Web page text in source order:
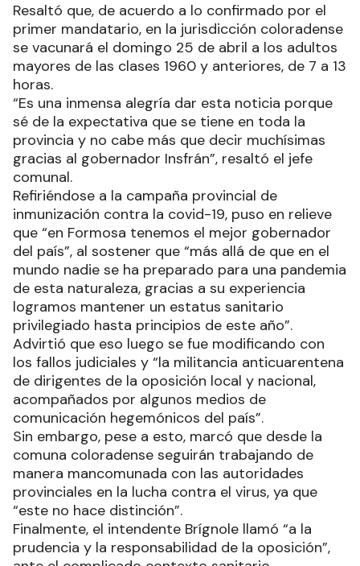
Resaltó que, de acuerdo a lo confirmado por el
primer mandatario, en la jurisdicción coloradense
se vacunará el domingo 25 de abril a los adultos
mayores de las clases 1960 y anteriores, de 7 a 13
horas.
“Es una inmensa alegría dar esta noticia porque
sé de la expectativa que se tiene en toda la
provincia y no cabe más que decir muchísimas
gracias al gobernador Insfrán”, resaltó el jefe
comunal.
Refiriéndose a la campaña provincial de
inmunización contra la covid-19, puso en relieve
que “en Formosa tenemos el mejor gobernador
del país”, al sostener que “más allá de que en el
mundo nadie se ha preparado para una pandemia
de esta naturaleza, gracias a su experiencia
logramos mantener un estatus sanitario
privilegiado hasta principios de este año”.
Advirtió que eso luego se fue modificando con
los fallos judiciales y “la militancia anticuarentena
de dirigentes de la oposición local y nacional,
acompañados por algunos medios de
comunicación hegemónicos del país”.
Sin embargo, pese a esto, marcó que desde la
comuna coloradense seguirán trabajando de
manera mancomunada con las autoridades
provinciales en la lucha contra el virus, ya que
“este no hace distinción”.
Finalmente, el intendente Brígnole llamó “a la
prudencia y la responsabilidad de la oposición”,